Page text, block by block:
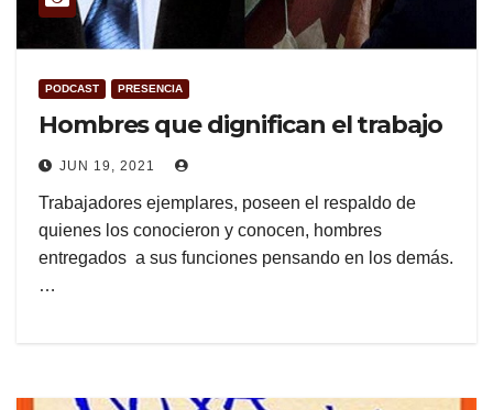
PODCAST PRESENCIA
Hombres que dignifican el trabajo
JUN 19, 2021
Trabajadores ejemplares, poseen el respaldo de
quienes los conocieron y conocen, hombres
entregados a sus funciones pensando en los demás.
…